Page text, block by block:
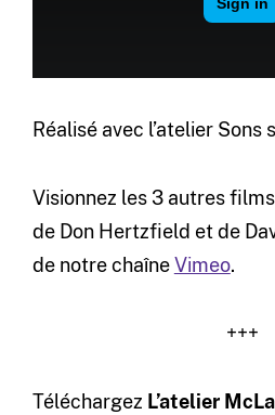
Réalisé avec l’atelier Sons
Visionnez les 3 autres
de Don Hertzfield et de
de notre chaîneVimeo.
+++
Téléchargez L’atelier